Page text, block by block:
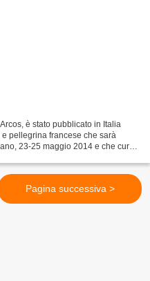
è stato pubblicato in Italia
pellegrina francese che sarà
23-25 maggio 2014 e che cura
Pagina successiva >